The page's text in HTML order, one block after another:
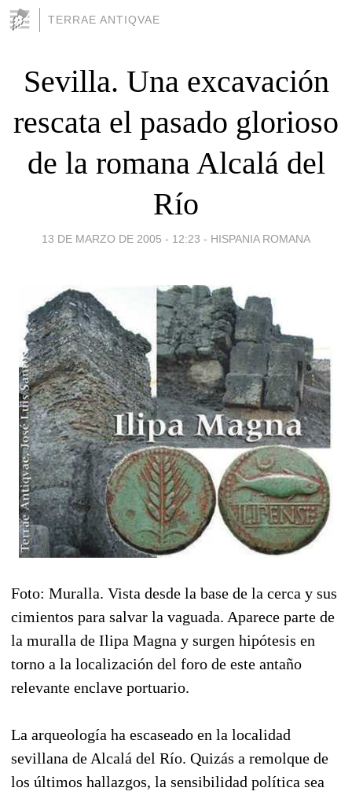
TERRAE ANTIQVAE
Sevilla. Una excavación
rescata el pasado glorioso
de la romana Alcalá del
Río
13 DE MARZO DE 2005 - 12:23 - HISPANIA ROMANA
Foto: Muralla. Vista desde la base de la cerca y sus
cimientos para salvar la vaguada. Aparece parte de
la muralla de Ilipa Magna y surgen hipótesis en
torno a la localización del foro de este antaño
relevante enclave portuario.
La arqueología ha escaseado en la localidad
sevillana de Alcalá del Río. Quizás a remolque de
los últimos hallazgos, la sensibilidad política sea